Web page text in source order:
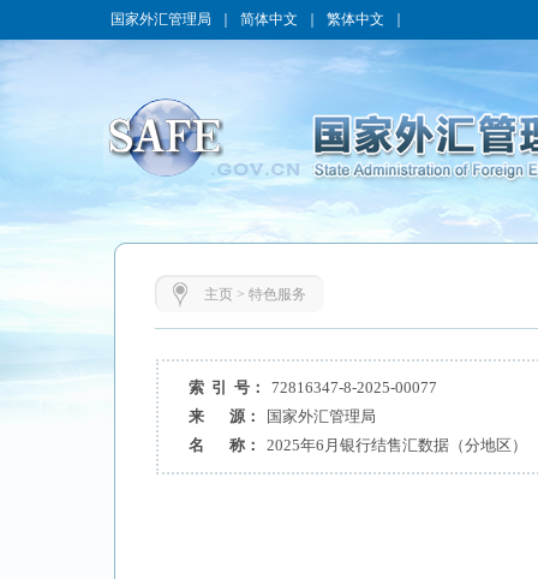
国家外汇管理局 简体中文 繁体中文
主页> 特色服务
索 引 号：
72816347-8-2025-00077
来 源：
国家外汇管理局
名 称：
2025年6月银行结售汇数据（分地区）​